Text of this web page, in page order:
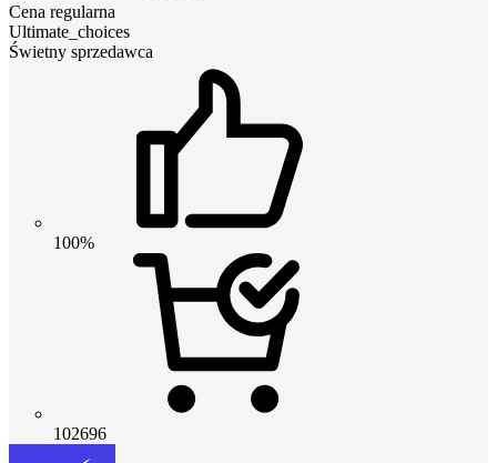
Cena regularna
Ultimate_choices
Świetny sprzedawca
100%
102696